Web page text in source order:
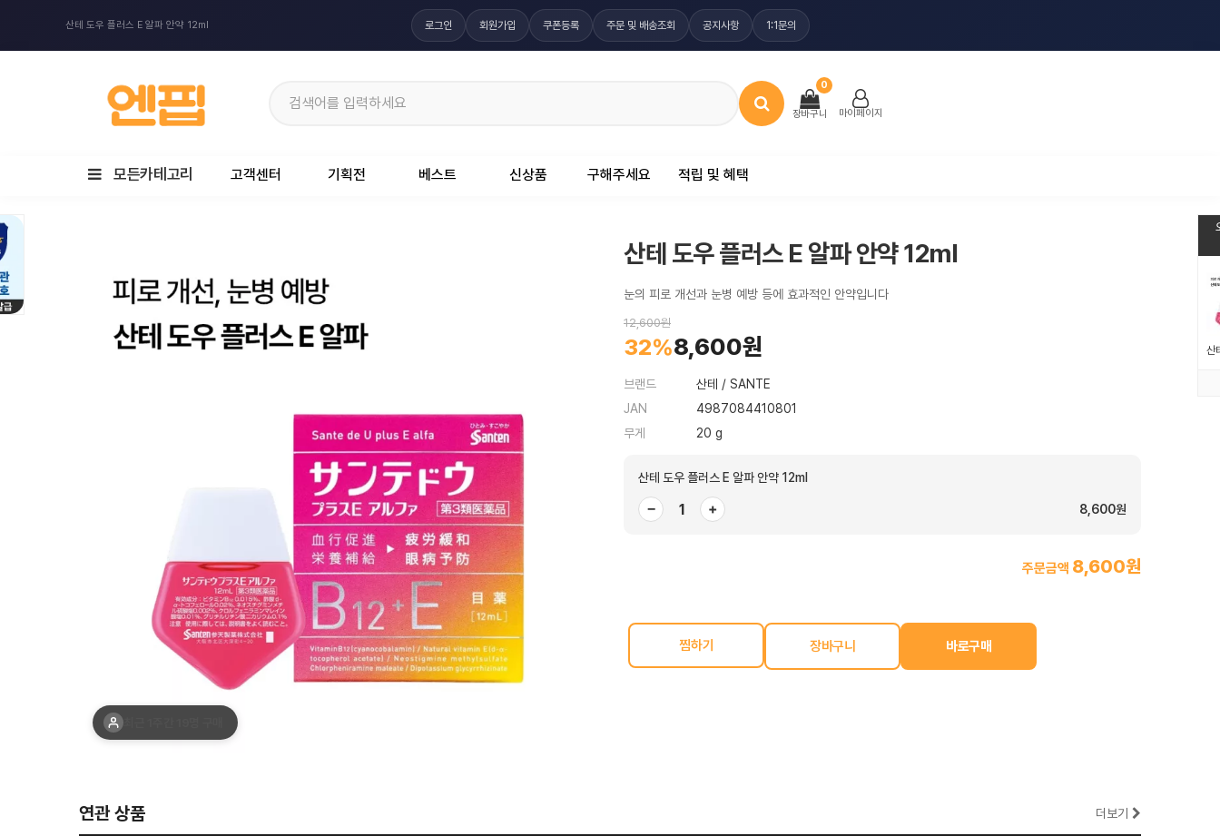
산테 도우 플러스 E 알파 안약 12ml 로그인 회원가입 쿠폰등록 주문 및 배송조회 공지사항 1:1문의
장바구니
0
마이페이지
모든카테고리 고객센터 기획전 베스트 신상품 구해주세요 적립 및 혜택
산테 도우 플러스 E 알파 안약 12ml
눈의 피로 개선과 눈병 예방 등에 효과적인 안약입니다
12,600원
32%8,600원
브랜드
산테 / SANTE
JAN
4987084410801
무게
20 g
산테 도우 플러스 E 알파 안약 12ml
− + 8,600원
주문금액 8,600원
찜하기
연관 상품 더보기